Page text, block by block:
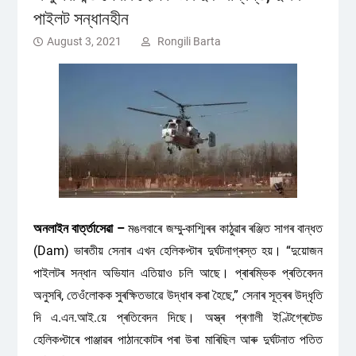
পাইলট সন্ধানহীন
August 3, 2021 Rongili Barta
অনলাইন বাৰ্ত্তাসেৱা –মঙলবাৰে জম্মু-কাশ্মিৰৰ কাঠুৱাৰ ৰঞ্জিত সাগৰ বান্ধত
(Dam) ভাৰতীয় সেনাৰ এখন হেলিকপ্টাৰ দুৰ্ঘটনাগ্ৰস্ত হয়। “দুয়োজন
পাইলটৰ সন্ধান অভিযান এতিয়াও চলি আছে। প্ৰাৰম্ভিক প্ৰতিবেদন
অনুসৰি, তেওঁলোকক সুৰক্ষিতভাৱে উদ্ধাৰ কৰা হৈছে,” সেনাৰ সূত্ৰৰ উদ্ধৃতি
দি এ.এন.আই.য়ে প্ৰতিবেদন দিছে। অস্ত্ৰ প্ৰণালী ইণ্টিগ্ৰেটেড
হেলিকপ্টাৰে পাঞ্জাৱৰ পাঠানকোটৰ পৰা উৰা মাৰিছিল আৰু দুৰ্ঘটনাত পতিত